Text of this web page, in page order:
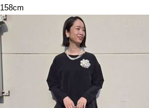
158cm